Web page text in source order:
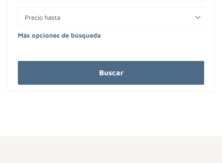
Precio hasta
Más opciones de búsqueda
Buscar